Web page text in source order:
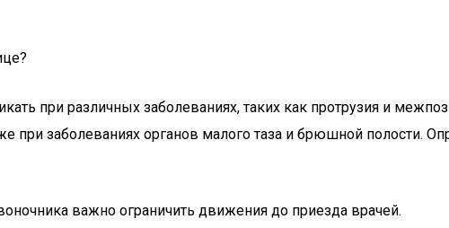
при различных заболеваниях, таких как протрузия и
при заболеваниях органов малого таза и брюшной полости.
важно ограничить движения до приезда врачей.